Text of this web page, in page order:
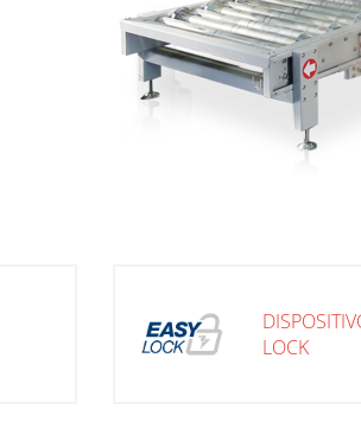
LOCK